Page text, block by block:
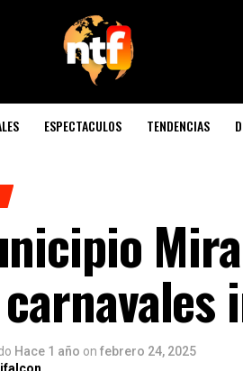
ESPECTACULOS TENDENCIAS
Hace 1 año on febrero 24, 2025